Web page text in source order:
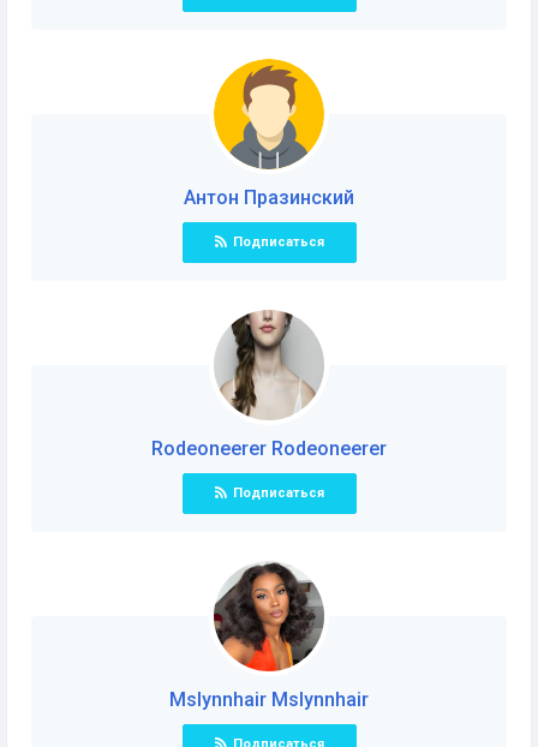
Антон Празинский
Подписаться
Rodeoneerer Rodeoneerer
Подписаться
Mslynnhair Mslynnhair